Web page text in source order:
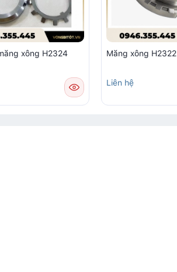
xông H2324 Măng xông H2322
Liên hệ